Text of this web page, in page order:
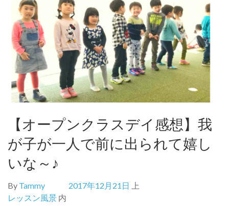
【オープンクラスデイ感想】我
が子が一人で前に出られて嬉し
いな～♪
By Tammy 2017年12月21日
上
レッスン風景 内